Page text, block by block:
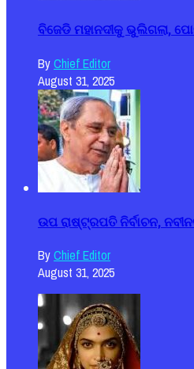
ବିଜେଡି ମହାନଦୀକୁ ଭୁଲିଗଲା,
ByChief Editor
August 31, 2025
ଉପ ରାଷ୍ଟ୍ରପତି ନିର୍ବାଚନ,
ByChief Editor
August 31, 2025